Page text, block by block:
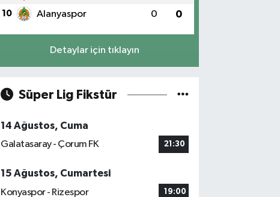
10 Alanyaspor 0 0
Detaylar için tıklayın
Süper Lig Fikstür
14 Ağustos, Cuma
Galatasaray - Çorum FK
21:30
15 Ağustos, Cumartesi
Konyaspor - Rizespor
19:00